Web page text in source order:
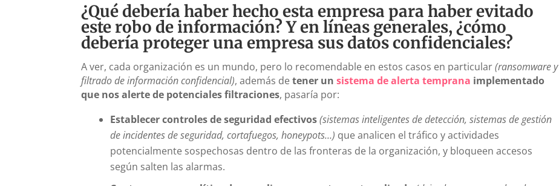
¿Qué debería haber hecho esta empresa para haber evitado
este robo de información? Y en líneas generales, ¿cómo
debería proteger una empresa sus datos confidenciales?
A ver, cada organización es un mundo, pero lo recomendable en estos casos en particular(ransomware y
filtrado de información confidencial), además detener unsistema de alerta temprana implementado
que nos alerte de potenciales filtraciones, pasaría por:
Establecer controles de seguridad efectivos (sistemas inteligentes de detección, sistemas de gestión
de incidentes de seguridad, cortafuegos, honeypots…) que analicen el tráfico y actividades
potencialmente sospechosas dentro de las fronteras de la organización, y bloqueen accesos
según salten las alarmas.